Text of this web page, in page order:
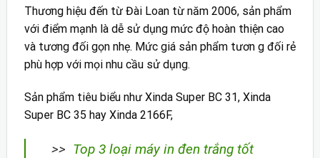
Thương hiệu đến từ Đài Loan từ năm 2006, sản phẩm
với điểm mạnh là dễ sử dụng mức độ hoàn thiện cao
và tương đối gọn nhẹ. Mức giá sản phẩm tươn g đối rẻ
phù hợp với mọi nhu cầu sử dụng.
Sản phẩm tiêu biểu như Xinda Super BC 31, Xinda
Super BC 35 hay Xinda 2166F,
>> Top 3 loại máy in đen trắng tốt